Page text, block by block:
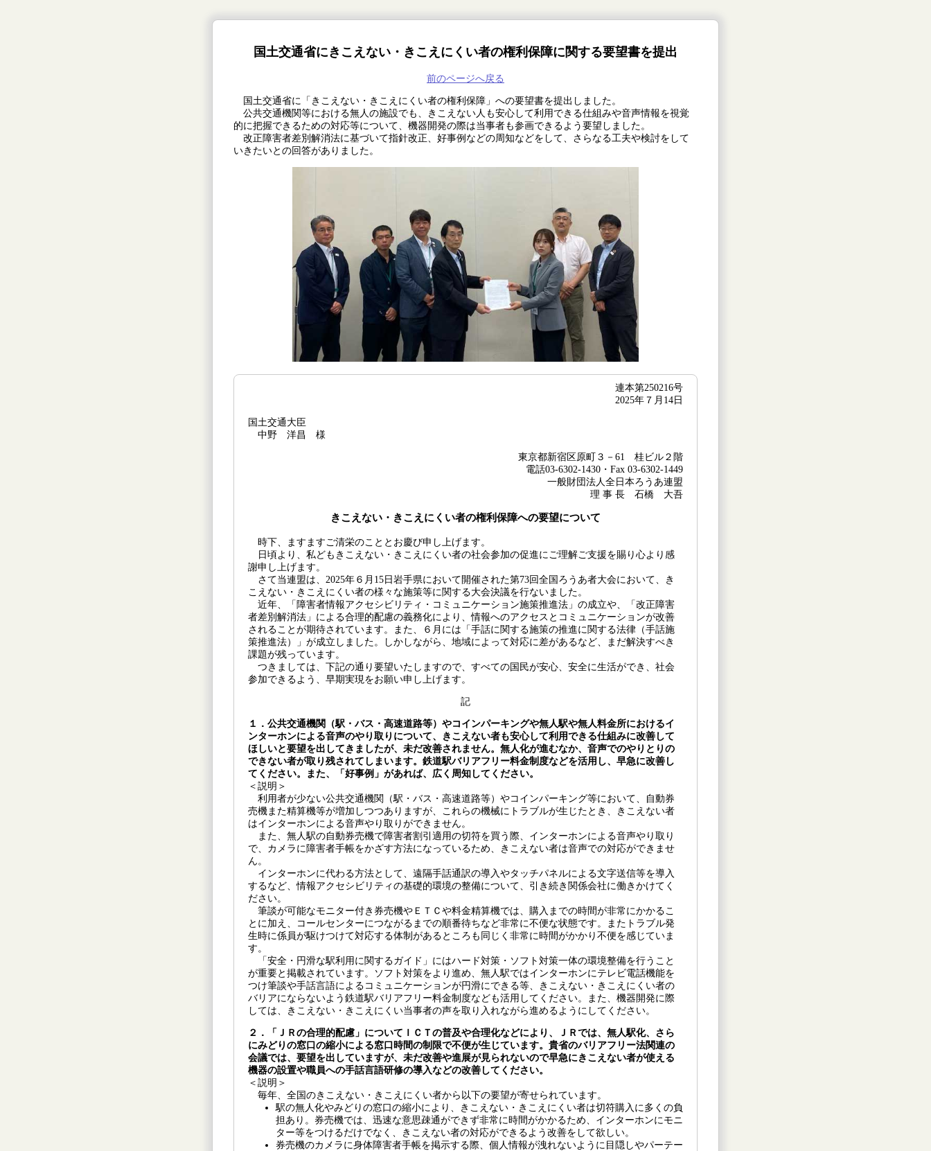
国土交通省にきこえない・きこえにくい者の権利保障に関する要望書を提出
前のページへ戻る
国土交通省に「きこえない・きこえにくい者の権利保障」への要望書を提出しました。
公共交通機関等における無人の施設でも、きこえない人も安心して利用できる仕組みや音声情報を視覚
的に把握できるための対応等について、機器開発の際は当事者も参画できるよう要望しました。
改正障害者差別解消法に基づいて指針改正、好事例などの周知などをして、さらなる工夫や検討をして
いきたいとの回答がありました。
連本第250216号
2025年７月14日
国土交通大臣
中野 洋昌 様
東京都新宿区原町３－61 桂ビル２階
電話03-6302-1430・Fax 03-6302-1449
一般財団法人全日本ろうあ連盟
理 事 長 石橋 大吾
きこえない・きこえにくい者の権利保障への要望について
時下、ますますご清栄のこととお慶び申し上げます。
日頃より、私どもきこえない・きこえにくい者の社会参加の促進にご理解ご支援を賜り心より感
謝申し上げます。
さて当連盟は、2025年６月15日岩手県において開催された第73回全国ろうあ者大会において、き
こえない・きこえにくい者の様々な施策等に関する大会決議を行ないました。
近年、「障害者情報アクセシビリティ・コミュニケーション施策推進法」の成立や、「改正障害
者差別解消法」による合理的配慮の義務化により、情報へのアクセスとコミュニケーションが改善
されることが期待されています。また、６月には「手話に関する施策の推進に関する法律（手話施
策推進法）」が成立しました。しかしながら、地域によって対応に差があるなど、まだ解決すべき
課題が残っています。
つきましては、下記の通り要望いたしますので、すべての国民が安心、安全に生活ができ、社会
参加できるよう、早期実現をお願い申し上げます。
記
１．公共交通機関（駅・バス・高速道路等）やコインパーキングや無人駅や無人料金所におけるイ
ンターホンによる音声のやり取りについて、きこえない者も安心して利用できる仕組みに改善して
ほしいと要望を出してきましたが、未だ改善されません。無人化が進むなか、音声でのやりとりの
できない者が取り残されてしまいます。鉄道駅バリアフリー料金制度などを活用し、早急に改善し
てください。また、「好事例」があれば、広く周知してください。
＜説明＞
利用者が少ない公共交通機関（駅・バス・高速道路等）やコインパーキング等において、自動券
売機また精算機等が増加しつつありますが、これらの機械にトラブルが生じたとき、きこえない者
はインターホンによる音声やり取りができません。
また、無人駅の自動券売機で障害者割引適用の切符を買う際、インターホンによる音声やり取り
で、カメラに障害者手帳をかざす方法になっているため、きこえない者は音声での対応ができませ
ん。
インターホンに代わる方法として、遠隔手話通訳の導入やタッチパネルによる文字送信等を導入
するなど、情報アクセシビリティの基礎的環境の整備について、引き続き関係会社に働きかけてく
ださい。
筆談が可能なモニター付き券売機やＥＴＣや料金精算機では、購入までの時間が非常にかかるこ
とに加え、コールセンターにつながるまでの順番待ちなど非常に不便な状態です。またトラブル発
生時に係員が駆けつけて対応する体制があるところも同じく非常に時間がかかり不便を感じていま
す。
「安全・円滑な駅利用に関するガイド」にはハード対策・ソフト対策一体の環境整備を行うこと
が重要と掲載されています。ソフト対策をより進め、無人駅ではインターホンにテレビ電話機能を
つけ筆談や手話言語によるコミュニケーションが円滑にできる等、きこえない・きこえにくい者の
バリアにならないよう鉄道駅バリアフリー料金制度なども活用してください。また、機器開発に際
しては、きこえない・きこえにくい当事者の声を取り入れながら進めるようにしてください。
２．「ＪＲの合理的配慮」についてＩＣＴの普及や合理化などにより、ＪＲでは、無人駅化、さら
にみどりの窓口の縮小による窓口時間の制限で不便が生じています。貴省のバリアフリー法関連の
会議では、要望を出していますが、未だ改善や進展が見られないので早急にきこえない者が使える
機器の設置や職員への手話言語研修の導入などの改善してください。
＜説明＞
毎年、全国のきこえない・きこえにくい者から以下の要望が寄せられています。
駅の無人化やみどりの窓口の縮小により、きこえない・きこえにくい者は切符購入に多くの負
担あり。券売機では、迅速な意思疎通ができず非常に時間がかかるため、インターホンにモニ
ター等をつけるだけでなく、きこえない者の対応ができるよう改善をして欲しい。
券売機のカメラに身体障害者手帳を掲示する際、個人情報が洩れないように目隠しやパーテー